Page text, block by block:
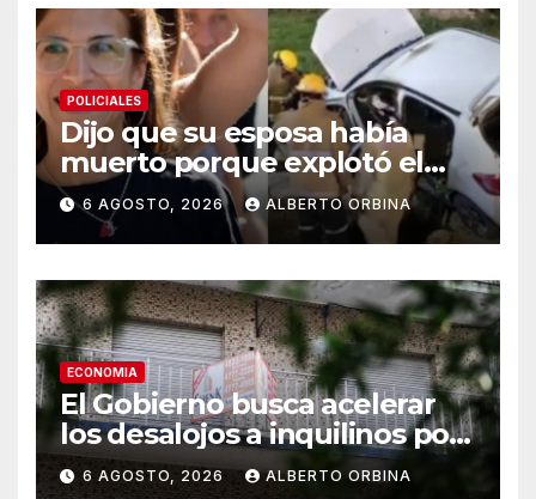
POLICIALES
Dijo que su esposa había
muerto porque explotó el
celular mientras lo cargaban
en el auto pero ahora lo
detuvieron por femicidio
6 AGOSTO, 2026 ALBERTO ORBINA
ECONOMIA
El Gobierno busca acelerar
los desalojos a inquilinos por
falta de pago: qué cambiaría
6 AGOSTO, 2026 ALBERTO ORBINA